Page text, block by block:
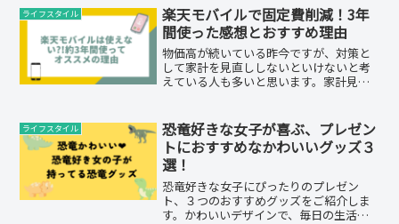
す。そこで今回は、中古車販売店グッド
スピードの独自のアフターサ...
ライフスタイル
楽天モバイルで固定費削減！3年
間使った感想とおすすめ理由
物価高が続いている昨今ですが、対策と
して家計を見直ししないといけないと考
えている人も多いと思います。家計見直
（スマホ代）の削減になる、「楽天モバ
イル」を紹介します。実際に...
ライフスタイル
恐竜好きな女子が喜ぶ、プレゼン
トにおすすめなかわいいグッズ３
選！
恐竜好きな女子にぴったりのプレゼン
ト、３つのおすすめグッズをご紹介しま
す。かわいいデザインで、毎日の生活を